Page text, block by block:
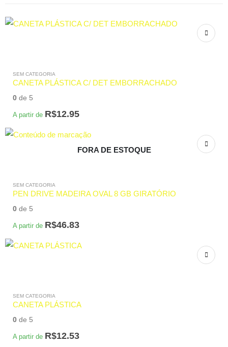
SEM CATEGORIA
CANETA PLÁSTICA C/ DET EMBORRACHADO
0 de 5
A partir de R$12.95
FORA DE ESTOQUE
SEM CATEGORIA
PEN DRIVE MADEIRA OVAL 8 GB GIRATÓRIO
0 de 5
A partir de R$46.83
SEM CATEGORIA
CANETA PLÁSTICA
0 de 5
A partir de R$12.53